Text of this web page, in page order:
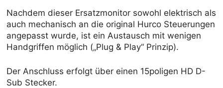
Nachdem dieser Ersatzmonitor sowohl elektrisch als
auch mechanisch an die original Hurco Steuerungen
angepasst wurde, ist ein Austausch mit wenigen
Handgriffen möglich („Plug & Play“ Prinzip).
Der Anschluss erfolgt über einen 15poligen HD D-
Sub Stecker.